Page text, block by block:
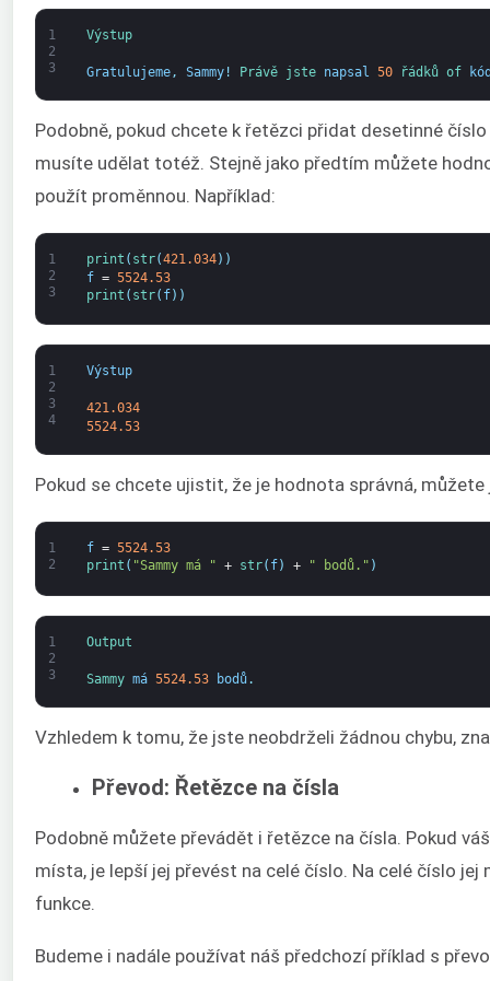
1
2
3
Výstup
Gratulujeme, Sammy! Právě jste napsal 50 řádků of
Podobně, pokud chcete k řetězci přidat desetinné
musíte udělat totéž. Stejně jako předtím můžete
použít proměnnou. Například:
1
2
3
print ( str(421.034) )
f = 5524.53
print ( str( f) )
1
2
3
4
Výstup
421.034
5524.53
Pokud se chcete ujistit, že je hodnota správná,
1
2
f = 5524.53
print ( "Sammy má " + str( f) + " bodů." )
1
2
3
Output
Sammy má 5524.53 bodů.
Vzhledem k tomu, že jste neobdrželi žádnou chybu,
Převod: Řetězce na čísla
Podobně můžete převádět i řetězce na čísla. Pokud
místa, je lepší jej převést na celé číslo. Na celé číslo
funkce.
Budeme i nadále používat náš předchozí příklad s